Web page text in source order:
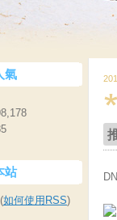
氣
站
(如何使用RSS)